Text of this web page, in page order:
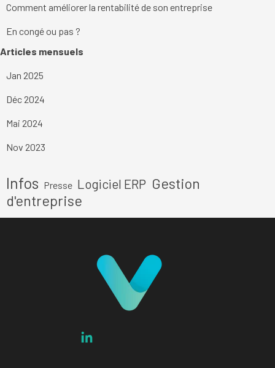
Comment améliorer la rentabilité de son entreprise
En congé ou pas ?
Sauter le bloc Articles mensuels
Articles mensuels
Jan 2025
Déc 2024
Mai 2024
Nov 2023
Infos Presse Logiciel ERP Gestion
d'entreprise
Pilotez votre entreprise au doigt et à l'oeil en